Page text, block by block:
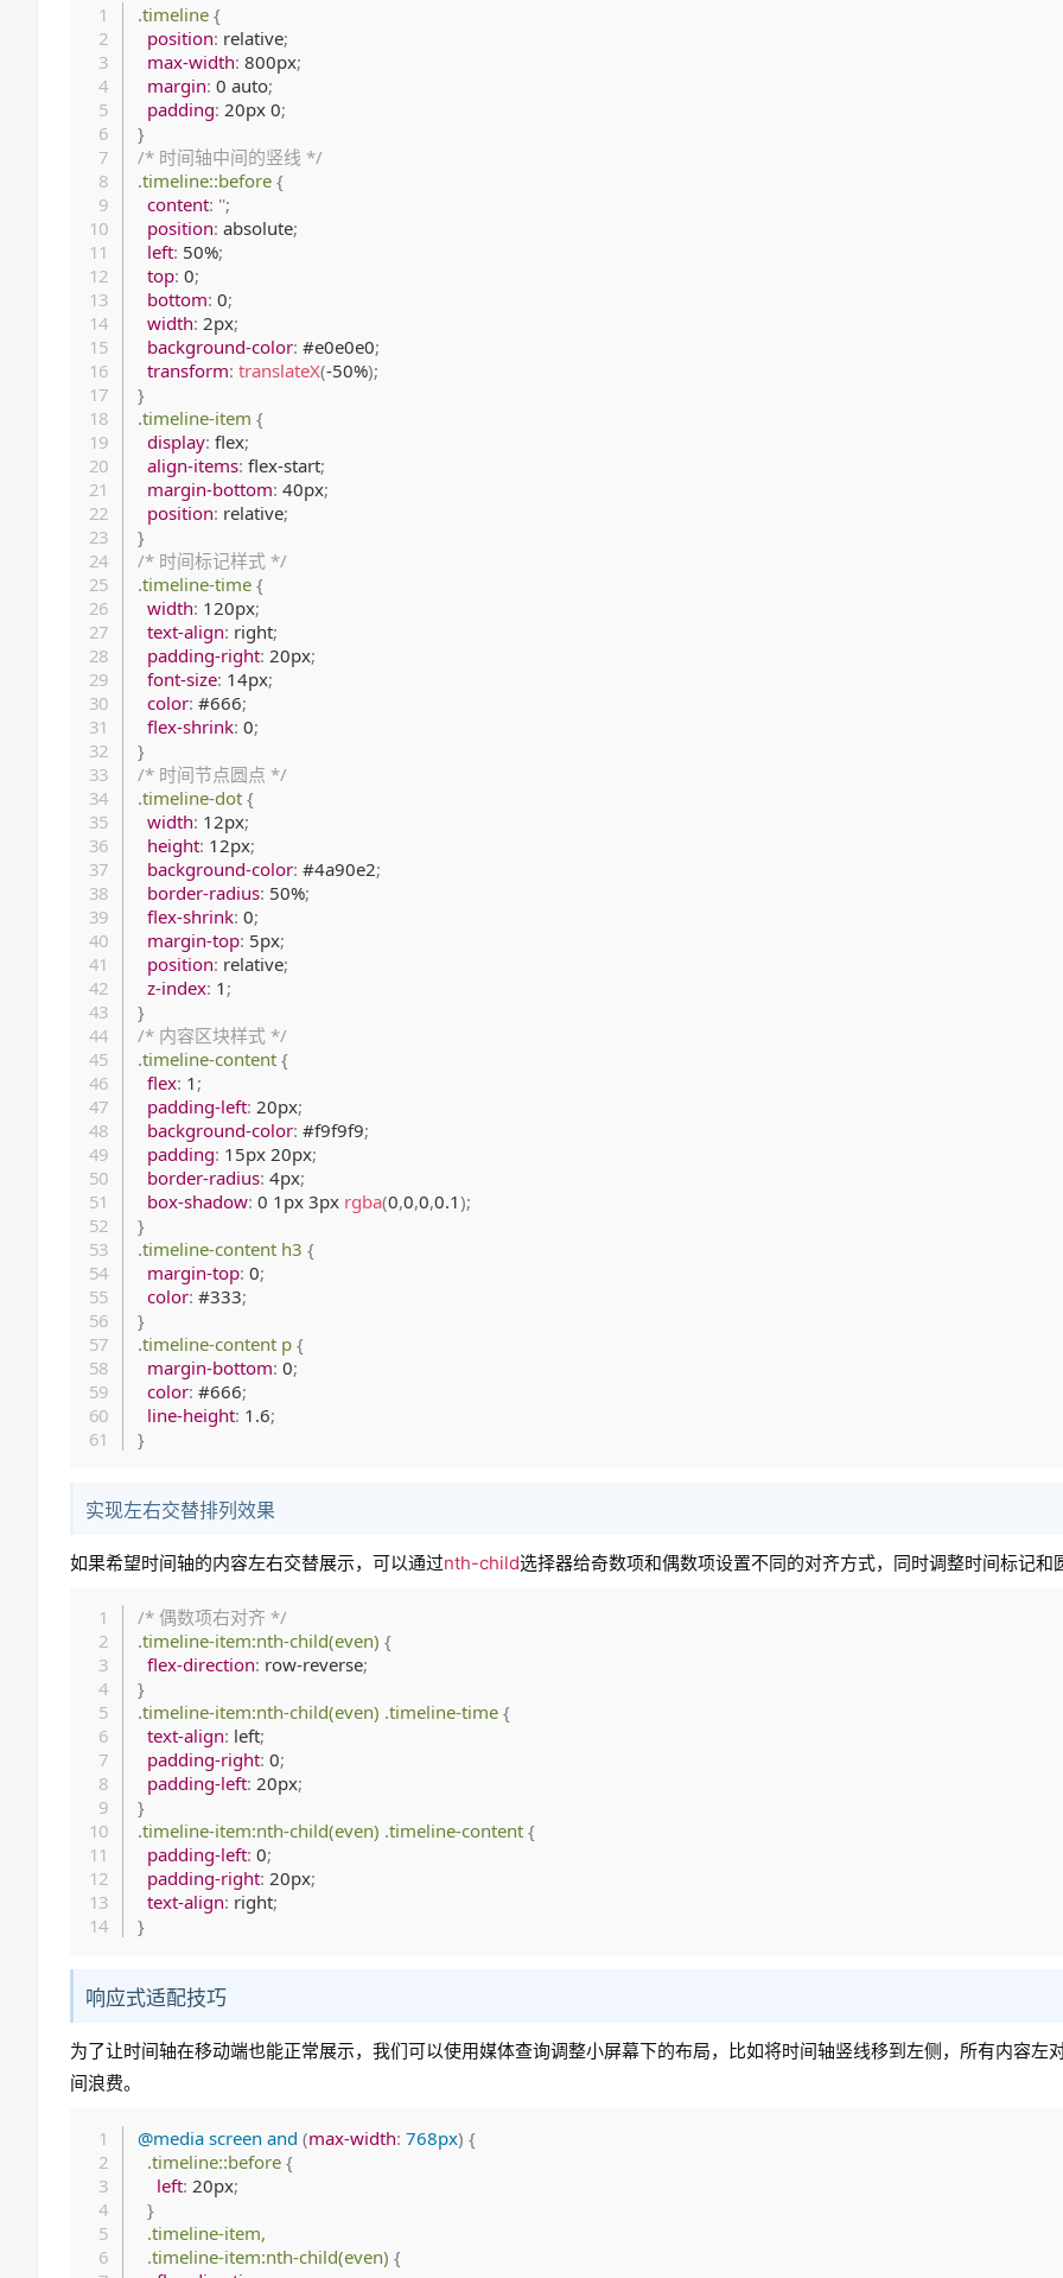
.timeline {
position: relative;
max-width: 800px;
margin: 0 auto;
padding: 20px 0;
}
/* 时间轴中间的竖线 */
.timeline::before {
content: '';
position: absolute;
left: 50%;
top: 0;
bottom: 0;
width: 2px;
background-color: #e0e0e0;
transform: translateX(-50%);
}
.timeline-item {
display: flex;
align-items: flex-start;
margin-bottom: 40px;
position: relative;
}
/* 时间标记样式 */
.timeline-time {
width: 120px;
text-align: right;
padding-right: 20px;
font-size: 14px;
color: #666;
flex-shrink: 0;
}
/* 时间节点圆点 */
.timeline-dot {
width: 12px;
height: 12px;
background-color: #4a90e2;
border-radius: 50%;
flex-shrink: 0;
margin-top: 5px;
position: relative;
z-index: 1 ;
}
/* 内容区块样式 */
.timeline-content {
flex: 1 ;
padding-left: 20px;
background-color: #f9f9f9;
padding: 15px 20px;
border-radius: 4px;
box-shadow: 0 1px 3px rgba(0,0,0,0.1);
}
.timeline-content h3 {
margin-top: 0;
color: #333;
}
.timeline-content p {
margin-bottom: 0;
color: #666;
line-height: 1.6;
}
实现左右交替排列效果
如果希望时间轴的内容左右交替展示，可以通过nth-child选择器给奇数项和偶数项设置不同的对齐方式，同时调整时间标记和
/* 偶数项右对齐 */
.timeline-item:nth-child(even) {
flex-direction: row-reverse;
}
.timeline-item:nth-child(even) .timeline-time {
text-align: left;
padding-right: 0;
padding-left: 20px;
}
.timeline-item:nth-child(even) .timeline-content {
padding-left: 0;
padding-right: 20px;
text-align: right;
}
响应式适配技巧
为了让时间轴在移动端也能正常展示，我们可以使用媒体查询调整小屏幕下的布局，比如将时间轴竖线移到左侧，所有内容左
间浪费。
@media screen and (max-width: 768px) {
.timeline::before {
left: 20px;
}
.timeline-item,
  .timeline-item:nth-child(even)
{